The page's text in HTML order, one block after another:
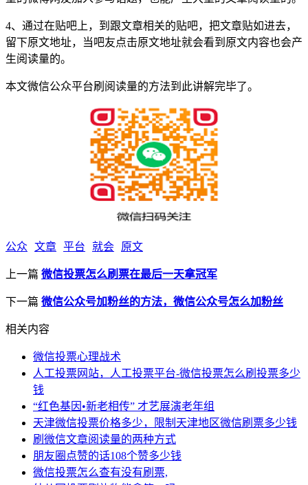
4、通过在贴吧上，到跟文章相关的贴吧，把文章贴如进去，
留下原文地址，当吧友点击原文地址就会看到原文内容也会产
生阅读量的。
本文微信公众平台刷阅读量的方法到此讲解完毕了。
公众 文章 平台 就会 原文
上一篇 微信投票怎么刷票在最后一天拿冠军
下一篇 微信公众号加粉丝的方法，微信公众号怎么加粉丝
相关内容
微信投票心理战术
人工投票网站，人工投票平台-微信投票怎么刷投票多少
钱
“红色基因•新老相传” 才艺展演老年组
天津微信投票价格多少，限制天津地区微信刷票多少钱
刷微信文章阅读量的两种方式
朋友圈点赞的话108个赞多少钱
微信投票怎么查有没有刷票,